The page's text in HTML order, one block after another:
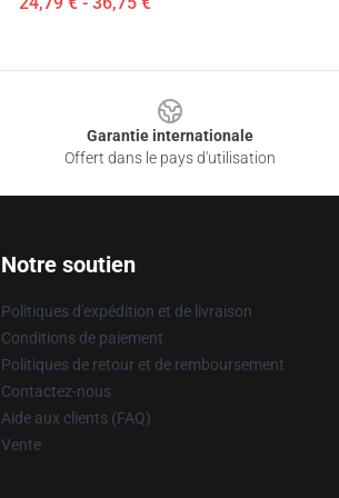
Garantie internationale
Offert dans le pays d'utilisation
Notre soutien
Politiques d'expédition et de livraison
Conditions de paiement
Politiques de retour et de remboursement
Contactez-nous
Aide aux clients (FAQ)
Vente